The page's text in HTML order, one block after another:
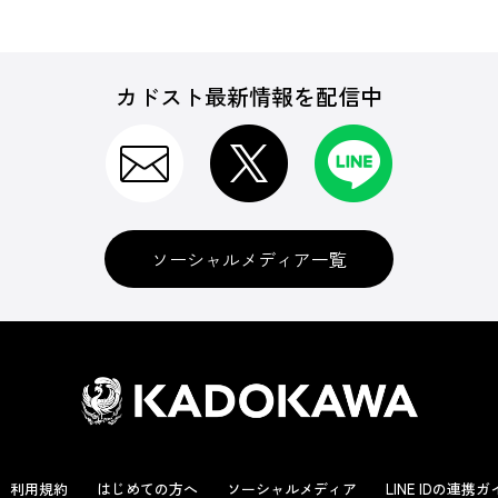
カドスト最新情報を配信中
ソーシャルメディア一覧
利用規約 はじめての方へ ソーシャルメディア LINE IDの連携ガ